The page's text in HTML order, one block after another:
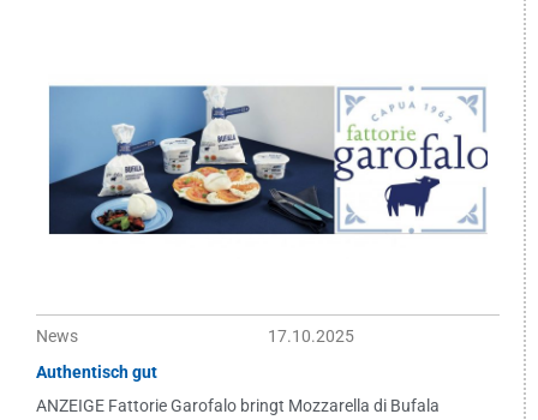
News
17.10.2025
Authentisch gut
ANZEIGE Fattorie Garofalo bringt Mozzarella di Bufala